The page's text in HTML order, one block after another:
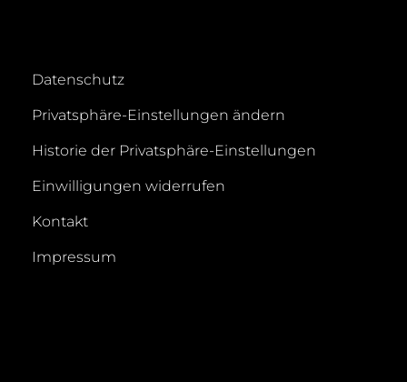
Datenschutz
Privatsphäre-Einstellungen ändern
Historie der Privatsphäre-Einstellungen
Einwilligungen widerrufen
Kontakt
Impressum